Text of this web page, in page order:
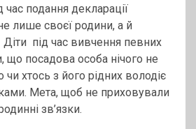
подання декларації
лише своєї родини, а й
під час вивчення певних
що посадова особа нічого не
чи хтось з його рідних володіє
Мета, щоб не приховували
зв’язки.